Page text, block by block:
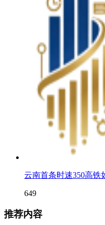
云南首条时速350高铁
649
推荐内容